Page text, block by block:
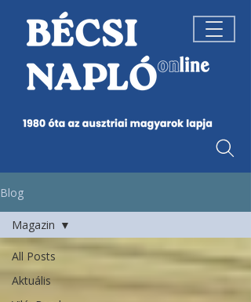
Blog
All Posts
Aktuális
Magazin